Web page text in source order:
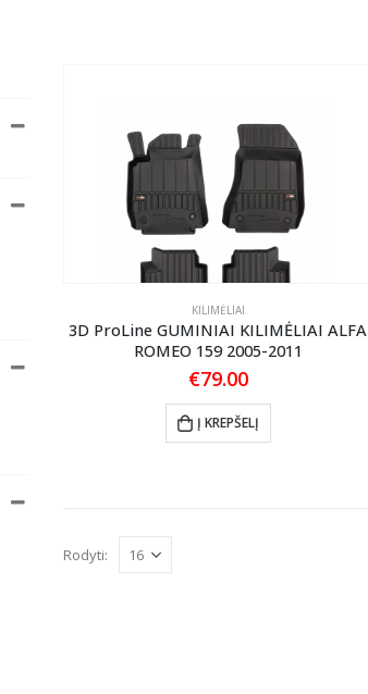
KILIMĖLIAI
3D ProLine GUMINIAI KILIMĖLIAI ALFA
ROMEO 159 2005-2011
€79.00
Į KREPŠELĮ
Rodyti: